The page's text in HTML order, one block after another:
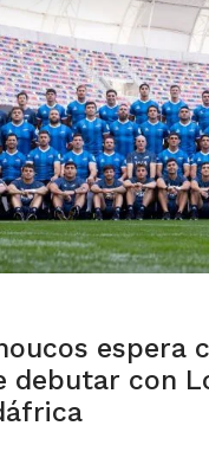
espera
debutar con